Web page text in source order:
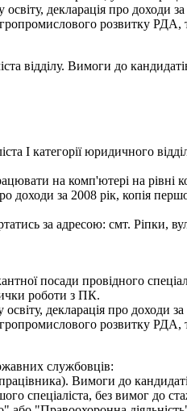
декларація про доходи за
розвитку РДА,
відділу. Вимоги до
І категорії юридичного
на комп'ютері на рівні
за 2008 рік, копія
за адресою: смт. Ріпки,
посади провідного
роботи з ПК.
декларація про доходи
розвитку РДА,
службовців:
Вимоги до
спеціаліста, без вимог до